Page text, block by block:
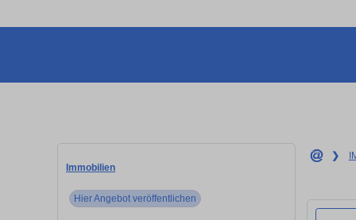
Immobilien
Hier Angebot veröffentlichen
❯